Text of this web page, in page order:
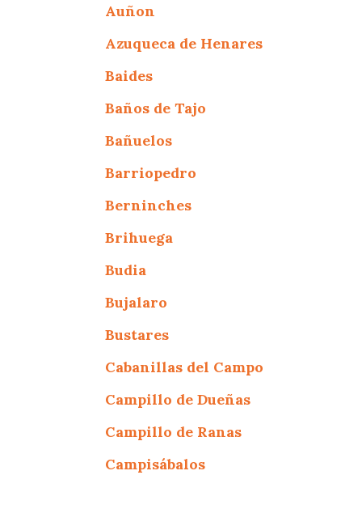
Auñon
Azuqueca de Henares
Baides
Baños de Tajo
Bañuelos
Barriopedro
Berninches
Brihuega
Budia
Bujalaro
Bustares
Cabanillas del Campo
Campillo de Dueñas
Campillo de Ranas
Campisábalos